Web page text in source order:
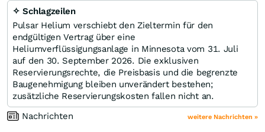
✧ Schlagzeilen
Pulsar Helium verschiebt den Zieltermin für den
endgültigen Vertrag über eine
Heliumverflüssigungsanlage in Minnesota vom 31. Juli
auf den 30. September 2026. Die exklusiven
Reservierungsrechte, die Preisbasis und die begrenzte
Baugenehmigung bleiben unverändert bestehen;
zusätzliche Reservierungskosten fallen nicht an.
Nachrichten
weitere Nachrichten »